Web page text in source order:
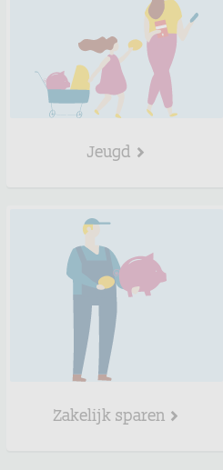
Jeugd
Zakelijk sparen